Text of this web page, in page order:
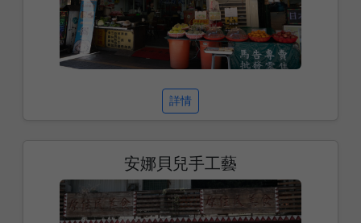
詳情
安娜貝兒手工藝